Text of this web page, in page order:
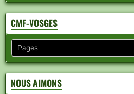
CMF-VOSGES
NOUS AIMONS